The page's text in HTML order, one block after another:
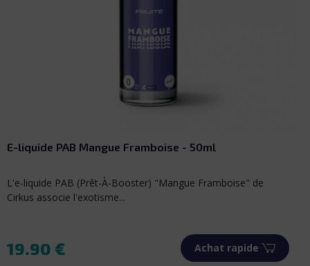
Le Booster Français - 10ml
Booster de 20mg/ml de nicotine 100% française et sans
arôme pour nicotiner vos...
Prix
1.90 € Achat rapide